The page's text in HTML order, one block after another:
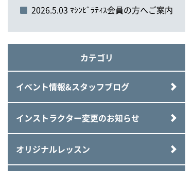
2026.5.03 ﾏｼﾝﾋﾟﾗﾃｨｽ会員の方へご案内
カテゴリ
イベント情報&スタッフブログ
インストラクター変更のお知らせ
オリジナルレッスン